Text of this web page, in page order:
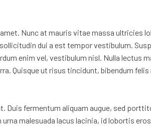
Nunc at mauris vitae massa ultricies
dui a est tempor vestibulum.
enim vel, vestibulum nisl. Nulla lectus
Quisque ut risus tincidunt, bibendum
fermentum aliquam augue, sed
malesuada lacus lacinia, id lobortis